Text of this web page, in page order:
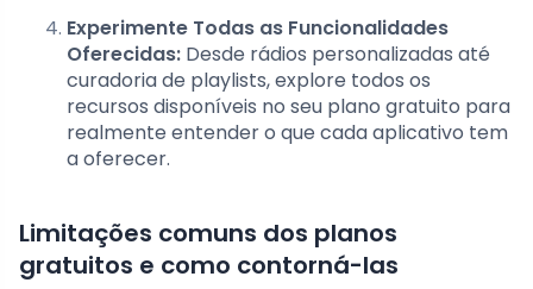
Experimente Todas as Funcionalidades
Oferecidas: Desde rádios personalizadas até
curadoria de playlists, explore todos os
recursos disponíveis no seu plano gratuito para
realmente entender o que cada aplicativo tem
a oferecer.
Limitações comuns dos planos
gratuitos e como contorná-las